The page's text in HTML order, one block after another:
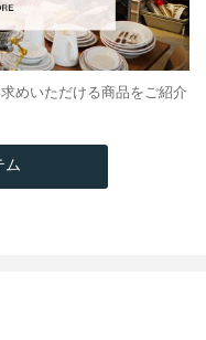
めいただける商品をご紹介
ム